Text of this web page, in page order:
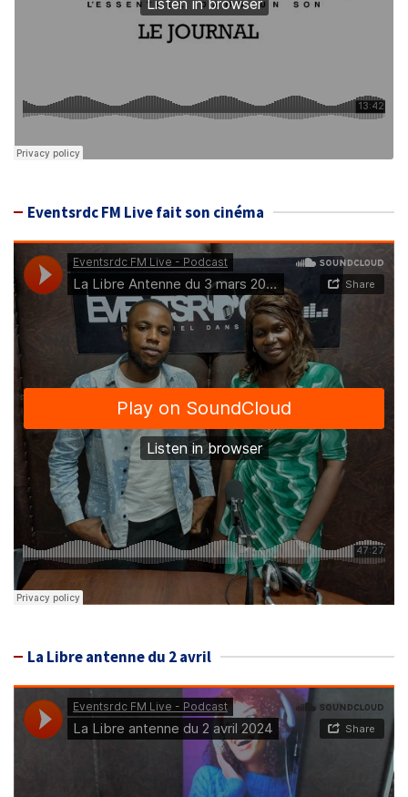
Eventsrdc FM Live fait son cinéma
La Libre antenne du 2 avril